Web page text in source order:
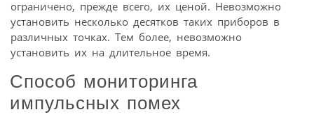
ограничено, прежде всего, их ценой. Невозможно
установить несколько десятков таких приборов в
различных точках. Тем более, невозможно
установить их на длительное время.
Способ мониторинга
импульсных помех